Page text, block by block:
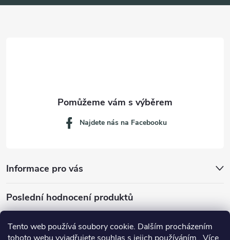
Tento web používá soubory cookie. Dalším procházením
a
Informace pro vás
Najdete nás na Facebooku
Poslední hodnocení produktů